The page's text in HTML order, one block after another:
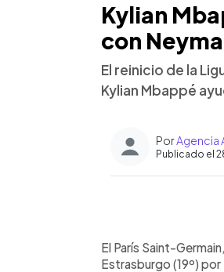
Kylian
con
El reinicio de la
Kylian Mbappé
PorAgencia
Publicado el
►
El París Saint-
Estrasburgo (19º)